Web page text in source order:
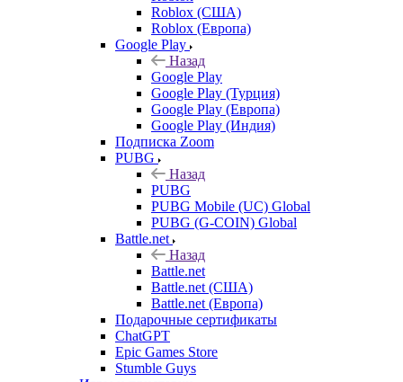
Roblox (США)
Roblox (Европа)
Google Play
Назад
Google Play
Google Play (Турция)
Google Play (Европа)
Google Play (Индия)
Подписка Zoom
PUBG
Назад
PUBG
PUBG Mobile (UC) Global
PUBG (G-COIN) Global
Battle.net
Назад
Battle.net
Battle.net (США)
Battle.net (Европа)
Подарочные сертификаты
ChatGPT
Epic Games Store
Stumble Guys